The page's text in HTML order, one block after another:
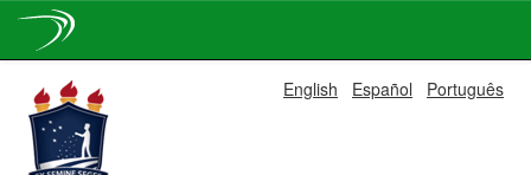
navigation
English Español Português